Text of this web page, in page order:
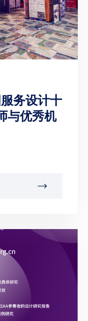
务设计十
与优秀机